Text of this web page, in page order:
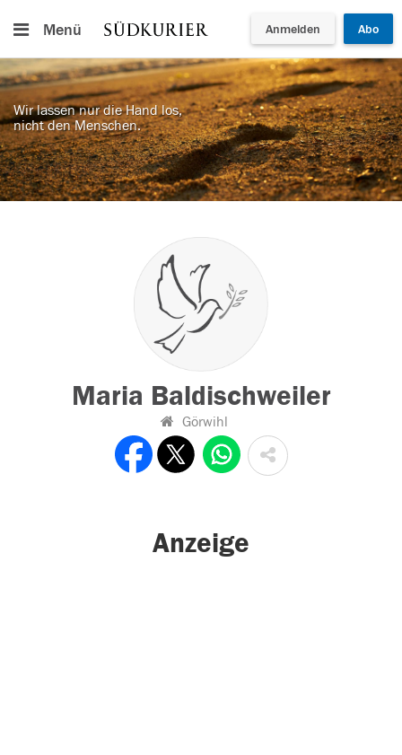
Menü Anmelden Abo
Wir lassen nur die Hand los,
nicht den Menschen.
Maria Baldischweiler
Görwihl
Anzeige